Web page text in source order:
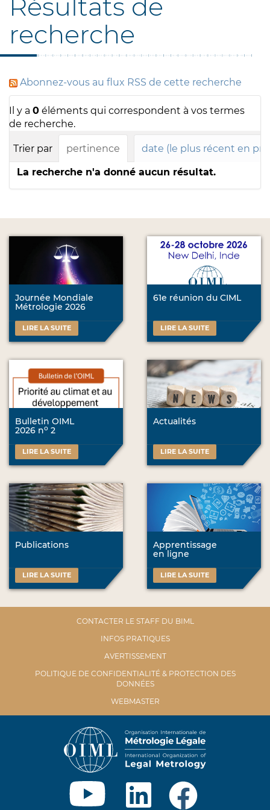
Résultats de
recherche
Abonnez-vous au flux RSS de cette recherche
Il y a 0 éléments qui correspondent à vos termes
de recherche.
Trier par pertinence date (le plus récent en
La recherche n'a donné aucun résultat.
Journée Mondiale
Métrologie 2026
LIRE LA SUITE
61e réunion du CIML
LIRE LA SUITE
Bulletin OIML
2026 no 2
LIRE LA SUITE
Actualités
LIRE LA SUITE
Publications
LIRE LA SUITE
Apprentissage
en ligne
LIRE LA SUITE
CONTACTER LE STAFF DU BIML
INFOS PRATIQUES
AVERTISSEMENT
POLITIQUE DE CONFIDENTIALITÉ & PROTECTION DES
DONNÉES
WEBMASTER